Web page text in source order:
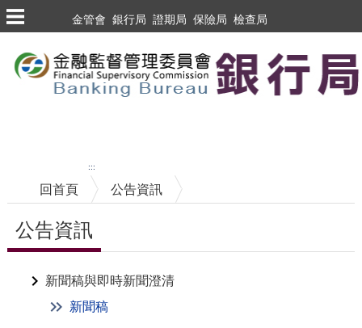
金管會 銀行局 證期局 保險局 檢查局
:::
回首頁 公告資訊
公告資訊
新聞稿與即時新聞澄清
新聞稿